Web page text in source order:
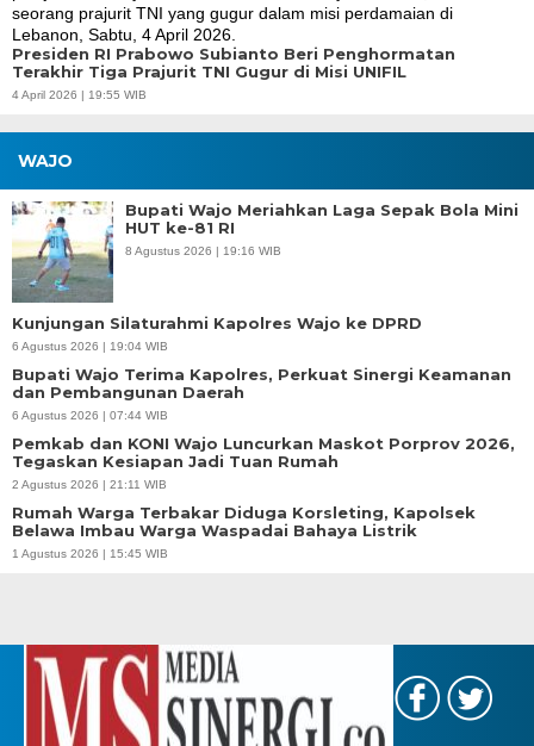
Presiden RI Prabowo Subianto Beri Penghormatan
Terakhir Tiga Prajurit TNI Gugur di Misi UNIFIL
4 April 2026 | 19:55 WIB
WAJO
Bupati Wajo Meriahkan Laga Sepak Bola Mini
HUT ke-81 RI
8 Agustus 2026 | 19:16 WIB
Kunjungan Silaturahmi Kapolres Wajo ke DPRD
6 Agustus 2026 | 19:04 WIB
Bupati Wajo Terima Kapolres, Perkuat Sinergi Keamanan
dan Pembangunan Daerah
6 Agustus 2026 | 07:44 WIB
Pemkab dan KONI Wajo Luncurkan Maskot Porprov 2026,
Tegaskan Kesiapan Jadi Tuan Rumah
2 Agustus 2026 | 21:11 WIB
Rumah Warga Terbakar Diduga Korsleting, Kapolsek
Belawa Imbau Warga Waspadai Bahaya Listrik
1 Agustus 2026 | 15:45 WIB